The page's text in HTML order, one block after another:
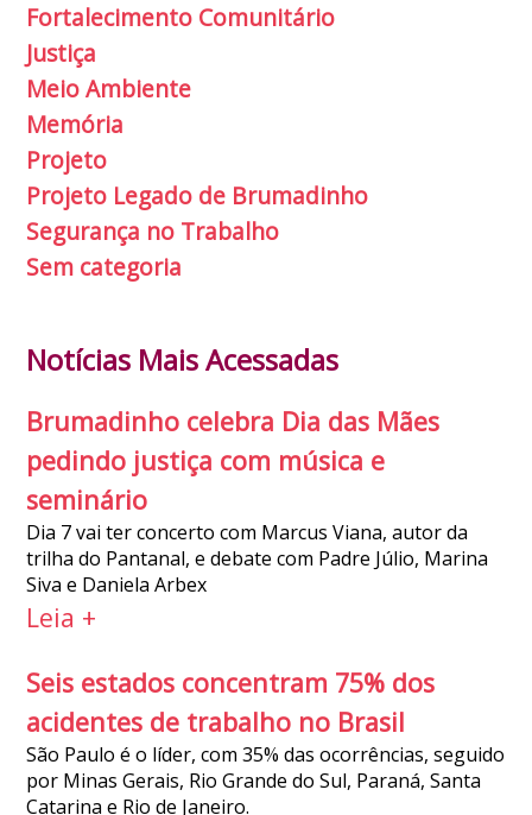
Fortalecimento Comunitário
Justiça
Meio Ambiente
Memória
Projeto
Projeto Legado de Brumadinho
Segurança no Trabalho
Sem categoria
Notícias Mais Acessadas
Brumadinho celebra Dia das Mães
pedindo justiça com música e
seminário
Dia 7 vai ter concerto com Marcus Viana, autor da
trilha do Pantanal, e debate com Padre Júlio, Marina
Siva e Daniela Arbex
Leia +
Seis estados concentram 75% dos
acidentes de trabalho no Brasil
São Paulo é o líder, com 35% das ocorrências, seguido
por Minas Gerais, Rio Grande do Sul, Paraná, Santa
Catarina e Rio de Janeiro.